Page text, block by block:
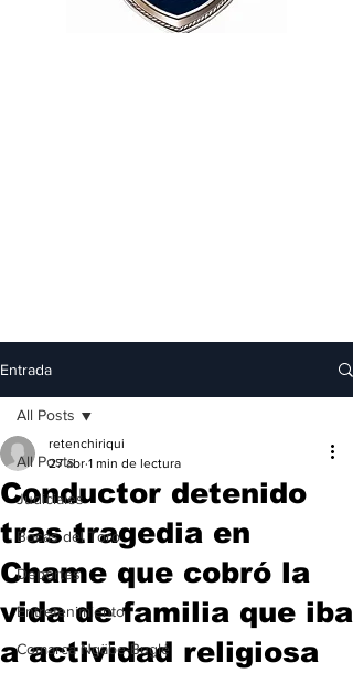
Entrada
All Posts
Judiciales
Bocas del Toro
Deportes
Entretenimiento
Comarca Ngäbe-Buglé
All Posts
Conductor detenido
tras tragedia en
Chame que cobró la
vida de familia que iba
a actividad religiosa
retenchiriqui
27 abr 1 min de lectura